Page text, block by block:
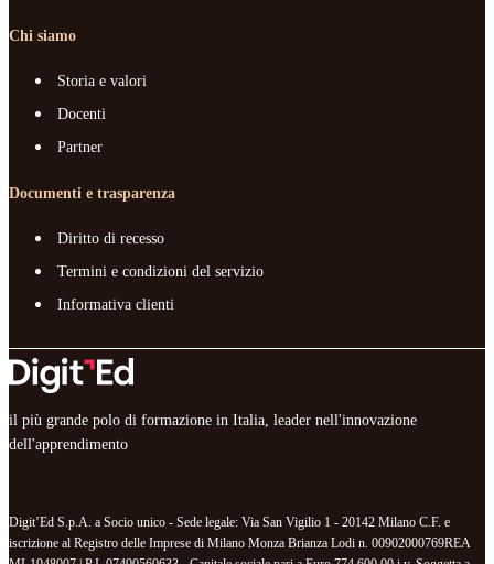
Chi siamo
Storia e valori
Docenti
Partner
Documenti e trasparenza
Diritto di recesso
Termini e condizioni del servizio
Informativa clienti
il più grande polo di formazione in Italia, leader nell'innovazione
dell'apprendimento
Digit’Ed S.p.A. a Socio unico - Sede legale: Via San Vigilio 1 - 20142 Milano C.F. e
iscrizione al Registro delle Imprese di Milano Monza Brianza Lodi n. 00902000769REA